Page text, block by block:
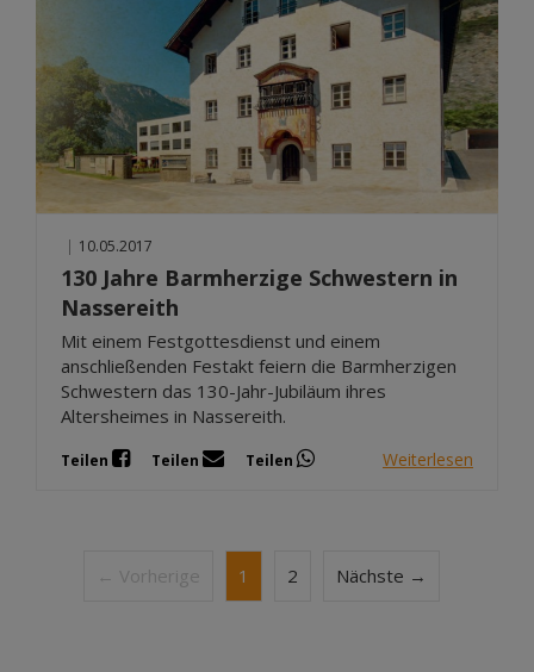
| 10.05.2017
130 Jahre Barmherzige Schwestern in
Nassereith
Mit einem Festgottesdienst und einem
anschließenden Festakt feiern die Barmherzigen
Schwestern das 130-Jahr-Jubiläum ihres
Altersheimes in Nassereith.
Teilen Teilen Teilen Weiterlesen
← Vorherige 1 2 Nächste →